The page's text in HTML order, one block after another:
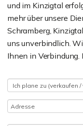
und im Kinzigtal
mehr über unsere
Schramberg,
uns unverbindlich.
Ihnen in